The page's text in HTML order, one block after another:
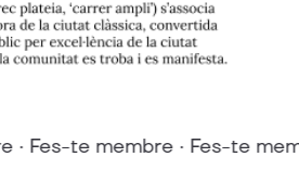
Fes-te membre · Fes-te